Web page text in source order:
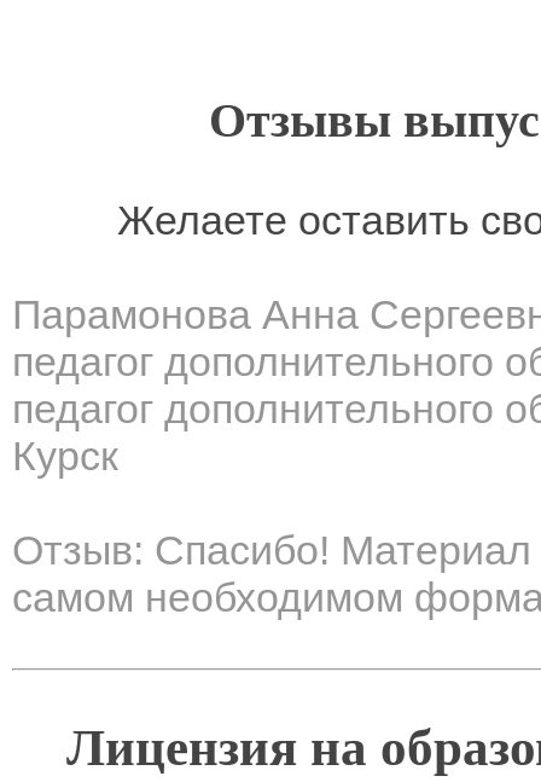
Отзывы
Желаете оставить
Парамонова Анна
педагог дополнительного
педагог дополнительного
Курск
Отзыв: Спасибо!
самом необходимом
Лицензия на